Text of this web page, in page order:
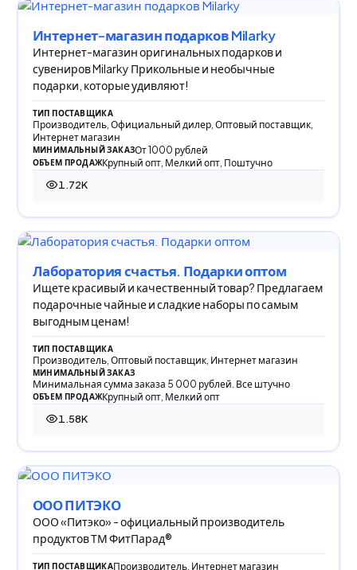
Интернет-магазин подарков Milarky
Интернет-магазин оригинальных подарков и
сувениров Milarky Прикольные и необычные
подарки, которые удивляют!
ТИП ПОСТАВЩИКА
Производитель, Официальный дилер, Оптовый поставщик,
Интернет магазин
МИНИМАЛЬНЫЙ ЗАКАЗОт 1000 рублей
ОБЪЕМ ПРОДАЖКрупный опт, Мелкий опт, Поштучно
1.72K
1 719 просмотров
Лаборатория счастья. Подарки оптом
Ищете красивый и качественный товар? Предлагаем
подарочные чайные и сладкие наборы по самым
выгодным ценам!
ТИП ПОСТАВЩИКА
Производитель, Оптовый поставщик, Интернет магазин
МИНИМАЛЬНЫЙ ЗАКАЗ
Минимальная сумма заказа 5 000 рублей. Все штучно
ОБЪЕМ ПРОДАЖКрупный опт, Мелкий опт
1.58K
1 575 просмотров
ООО ПИТЭКО
ООО «Питэко» - официальный производитель
продуктов ТМ ФитПарад®
ТИП ПОСТАВЩИКАПроизводитель, Интернет магазин